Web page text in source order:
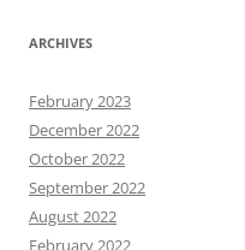
ARCHIVES
February 2023
December 2022
October 2022
September 2022
August 2022
February 2022